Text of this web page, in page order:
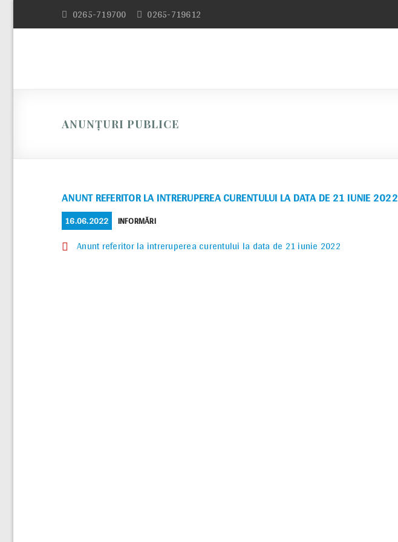
0265-719700 0265-719612
ANUNȚURI PUBLICE
ANUNT REFERITOR LA INTRERUPEREA CURENTULUI LA DATA DE 21 IUNIE 2022
POSTED
ON
16.06.2022 CATEGORIES
INFORMĂRI
Anunt referitor la intreruperea curentului la data de 21 iunie 2022